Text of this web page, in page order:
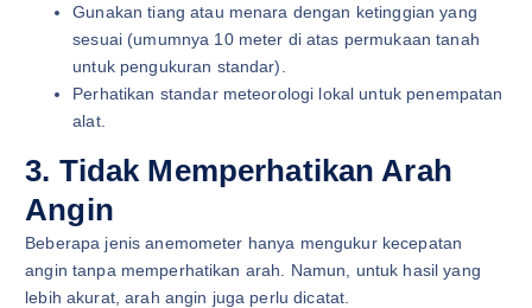
Gunakan tiang atau menara dengan ketinggian yang
sesuai (umumnya 10 meter di atas permukaan tanah
untuk pengukuran standar).
Perhatikan standar meteorologi lokal untuk penempatan
alat.
3. Tidak Memperhatikan Arah
Angin
Beberapa jenis anemometer hanya mengukur kecepatan
angin tanpa memperhatikan arah. Namun, untuk hasil yang
lebih akurat, arah angin juga perlu dicatat.